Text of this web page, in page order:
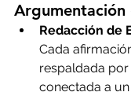
Argumentación
Redacción de
Cada
respaldada
conectada a